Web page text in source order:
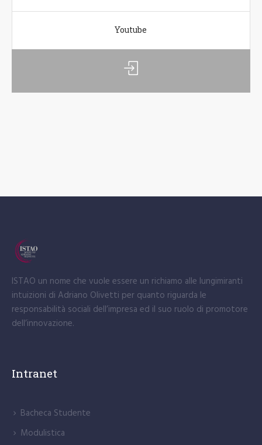
Youtube
ISTAO un nome che vuole essere un richiamo alle lungimiranti
intuizioni di Adriano Olivetti per quanto riguarda le
responsabilità sociali dell’impresa ed il suo ruolo di promotore
dell’innovazione.
Intranet
Bacheca Studente
Modulistica